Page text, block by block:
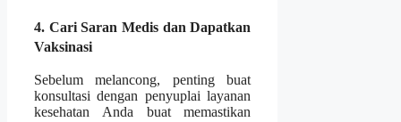
4. Cari Saran Medis dan Dapatkan
Vaksinasi
Sebelum melancong, penting buat
konsultasi dengan penyuplai layanan
kesehatan Anda buat memastikan